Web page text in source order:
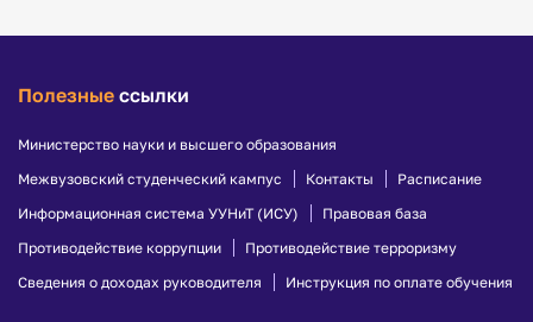
Полезные ссылки
Министерство науки и высшего образования
Межвузовский студенческий кампус
Контакты
Расписание
Информационная система УУНиТ (ИСУ)
Правовая база
Противодействие коррупции
Противодействие терроризму
Сведения о доходах руководителя
Инструкция по оплате обучения